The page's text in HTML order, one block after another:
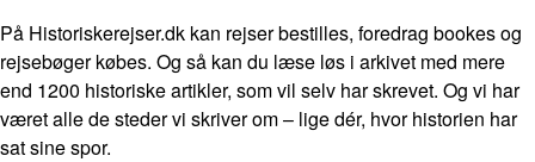
På Historiskerejser.dk kan rejser bestilles, foredrag bookes og
rejsebøger købes. Og så kan du læse løs i arkivet med mere
end 1200 historiske artikler, som vil selv har skrevet. Og vi har
været alle de steder vi skriver om – lige dér, hvor historien har
sat sine spor.